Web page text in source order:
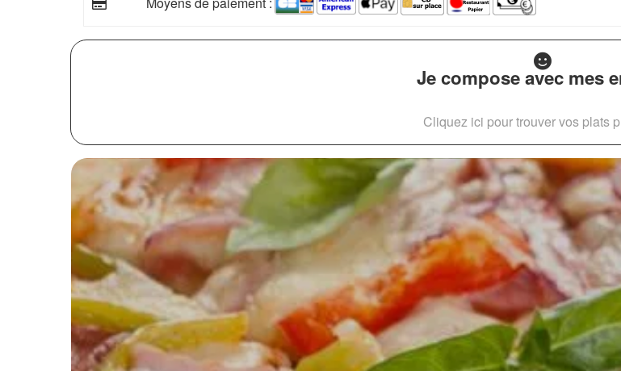
Je compose avec mes
Cliquez ici pour trouver vos plats